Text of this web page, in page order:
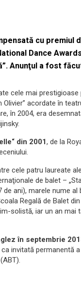
cu premiul
Dance
Anunţul a fost
cele mai prestigioase
acordate în
în 2004, era
din 2001, de la
cele patru laureate
de balet –
ani), marele nume
Regală de Balet
solistă, iar un an mai
în septembrie
invitată permanentă